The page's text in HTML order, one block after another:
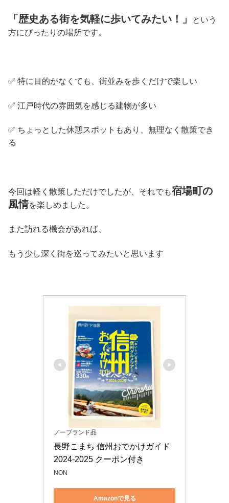
「歴史ある街を気軽に歩いてみたい！」
という
方にぴったりの場所です。
✅ 特に目的がなくても、街並みを歩くだけで楽しい
✅ 江戸時代の雰囲気を感じる建物が多い
✅ ちょっとした休憩スポットもあり、無理なく散策でき
る
今回は軽く散策しただけでしたが、それでも宿場町の
風情を楽しめました。
また訪れる機会があれば、
もう少し深く街を巡ってみたいと思います
ノーブランド品
長野こまち 信州おでかけガイド
2024-2025 クーポン付き
NON
Amazonで見る